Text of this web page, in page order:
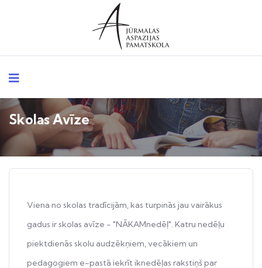
Skolas Avīze
Viena no skolas tradīcijām, kas turpinās jau vairākus
gadus ir skolas avīze - "NĀKAMnedēļ". Katru nedēļu
piektdienās skolu audzēkņiem, vecākiem un
pedagogiem e-pastā iekrīt iknedēļas rakstiņš par